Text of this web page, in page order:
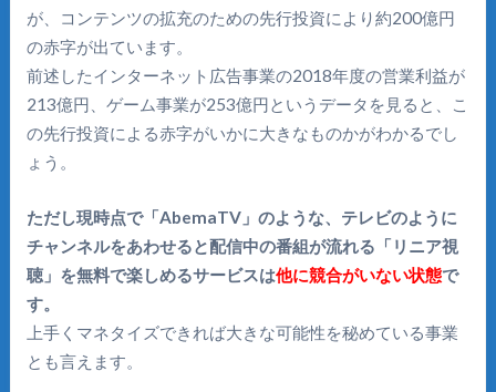
が、コンテンツの拡充のための先行投資により約200億円
の赤字が出ています。
前述したインターネット広告事業の2018年度の営業利益が
213億円、ゲーム事業が253億円というデータを見ると、こ
の先行投資による赤字がいかに大きなものかがわかるでし
ょう。
ただし現時点で「AbemaTV」のような、テレビのように
チャンネルをあわせると配信中の番組が流れる「リニア視
聴」を無料で楽しめるサービスは他に競合がいない状態で
す。
上手くマネタイズできれば大きな可能性を秘めている事業
とも言えます。